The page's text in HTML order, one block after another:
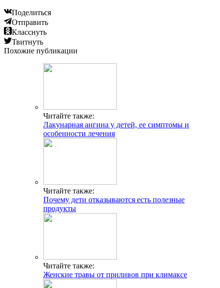
Поделиться
Отправить
Класснуть
Твитнуть
Похожие публикации
Читайте также:
Лакунарная ангина у детей, ее симптомы и
особенности лечения
Читайте также:
Почему дети отказываются есть полезные
продукты
Читайте также:
Женские травы от приливов при климаксе